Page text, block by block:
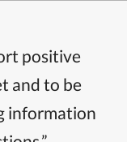
positive
and to be
information